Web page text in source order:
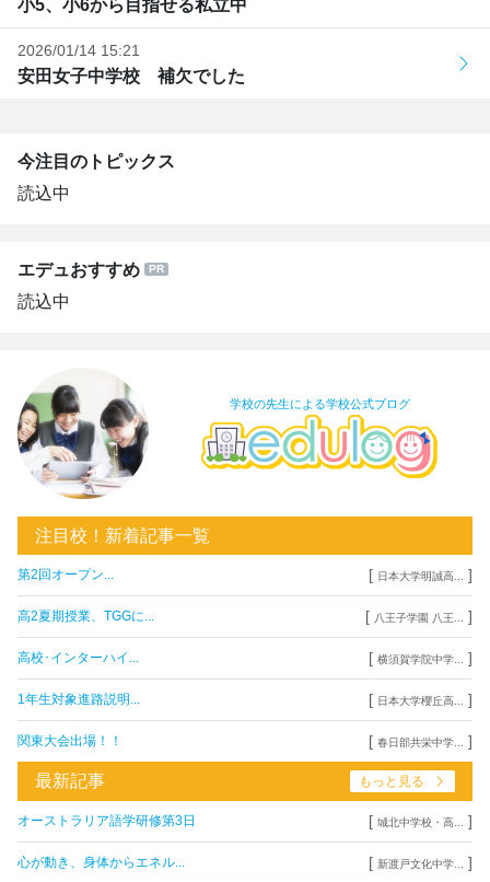
小5、小6から目指せる私立中
2026/01/14 15:21
安田女子中学校 補欠でした
今注目のトピックス
読込中
エデュおすすめ
読込中
学校の先生による学校公式ブログ
注目校！新着記事一覧
第2回オープン... [ 日本大学明誠高... ]
高2夏期授業、TGGに... [ 八王子学園 八王... ]
高校･インターハイ... [ 横須賀学院中学... ]
1年生対象進路説明... [ 日本大学櫻丘高... ]
関東大会出場！！ [ 春日部共栄中学... ]
最新記事 もっと見る
オーストラリア語学研修第3日 [ 城北中学校・高... ]
心が動き、身体からエネル... [ 新渡戸文化中学... ]